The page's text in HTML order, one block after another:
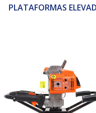
PLATAFORMAS